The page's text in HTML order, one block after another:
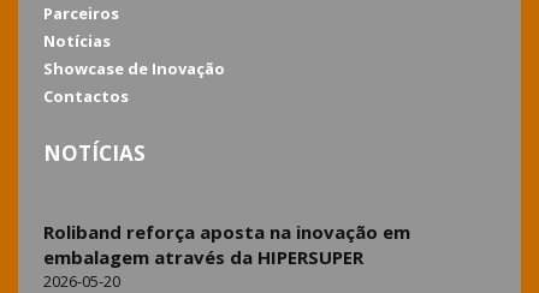
Parceiros
Notícias
Showcase de Inovação
Contactos
NOTÍCIAS
Roliband reforça aposta na inovação em
embalagem através da HIPERSUPER
2026-05-20